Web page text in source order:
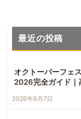
最近の投稿
オクトーバーフェ
2026完全ガイド｜
2026年8月7日